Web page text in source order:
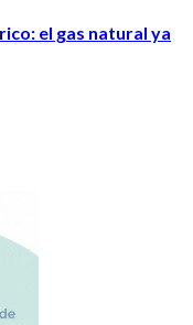
el gas natural ya